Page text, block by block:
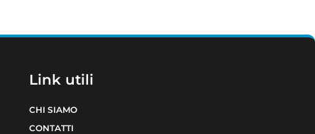
Link utili
CHI SIAMO
CONTATTI